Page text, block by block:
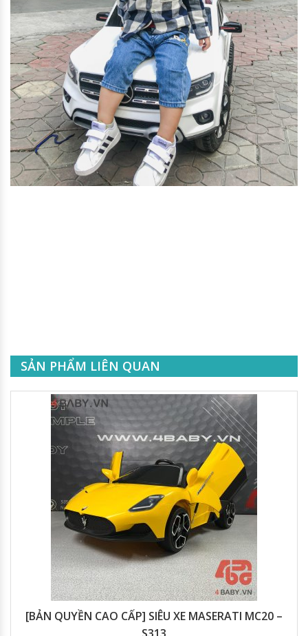
SẢN PHẨM LIÊN QUAN
[BẢN QUYỀN CAO CẤP] SIÊU XE MASERATI MC20 –